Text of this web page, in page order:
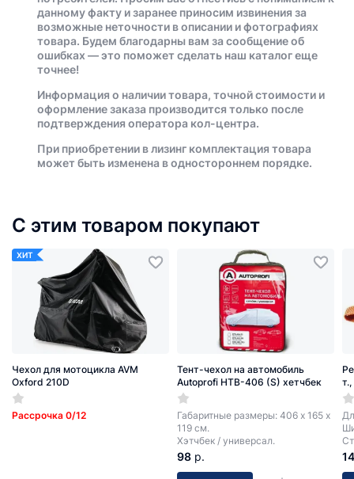
данному факту и заранее приносим извинения за
возможные неточности в описании и фотографиях
товара. Будем благодарны вам за сообщение об
ошибках — это поможет сделать наш каталог еще
точнее!
Информация о наличии товара, точной стоимости и
оформление заказа производится только после
подтверждения оператора кол-центра.
При приобретении в лизинг комплектация товара
может быть изменена в одностороннем порядке.
С этим товаром покупают
ХИТ
Чехол для мотоцикла AVM
Oxford 210D
Рассрочка 0/12
Тент-чехол на автомобиль
Autoprofi HTB-406 (S) хетчбек
Габаритные размеры: 406 х 165 х
119 см.
Хэтчбек / универсал.
98 р. 14